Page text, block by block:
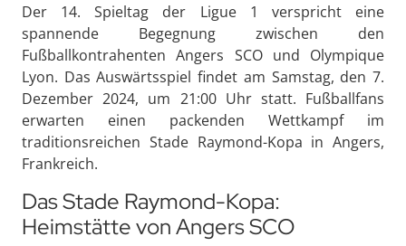
Der 14. Spieltag der Ligue 1 verspricht eine
spannende Begegnung zwischen den
Fußballkontrahenten Angers SCO und Olympique
Lyon. Das Auswärtsspiel findet am Samstag, den 7.
Dezember 2024, um 21:00 Uhr statt. Fußballfans
erwarten einen packenden Wettkampf im
traditionsreichen Stade Raymond-Kopa in Angers,
Frankreich.
Das Stade Raymond-Kopa:
Heimstätte von Angers SCO